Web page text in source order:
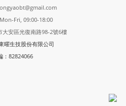
Fri, 09:00-18:00
大安區光復南路98-2號6樓
曜生技股份有限公司
：82824066